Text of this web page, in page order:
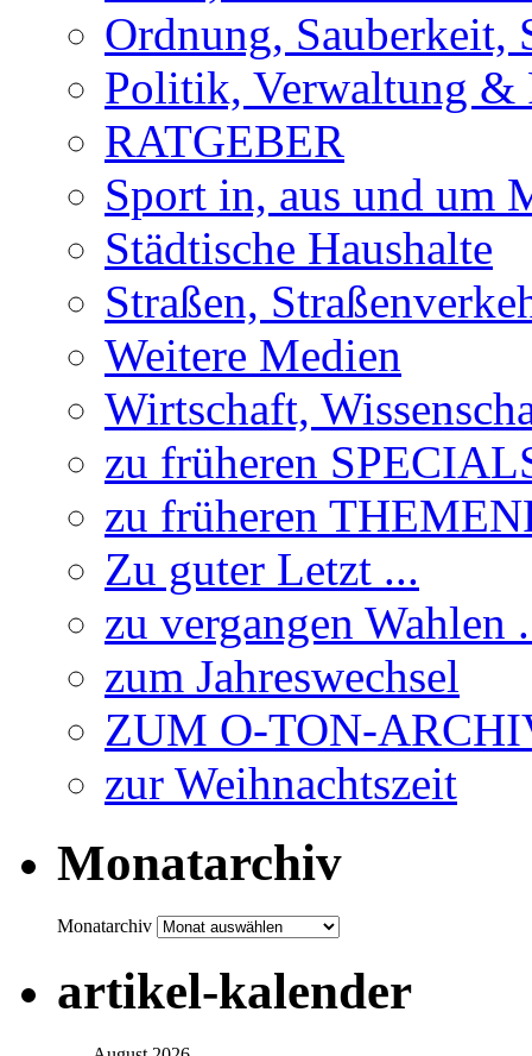
Ordnung,
Politik, Verwaltung &
RATGEBER
Sport in, aus und um
Städtische Haushalte
Straßen,
Weitere Medien
Wirtschaft,
zu früheren
zu früheren
Zu guter Letzt ...
zu vergangen Wahlen
zum Jahreswechsel
ZUM O-TON-
zur Weihnachtszeit
Monatarchiv
Monatarchiv
artikel-kalender